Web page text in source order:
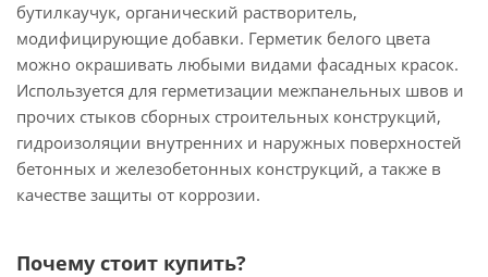
бутилкаучук, органический растворитель,
модифицирующие добавки. Герметик белого цвета
можно окрашивать любыми видами фасадных красок.
Используется для герметизации межпанельных швов и
прочих стыков сборных строительных конструкций,
гидроизоляции внутренних и наружных поверхностей
бетонных и железобетонных конструкций, а также в
качестве защиты от коррозии.
Почему стоит купить?